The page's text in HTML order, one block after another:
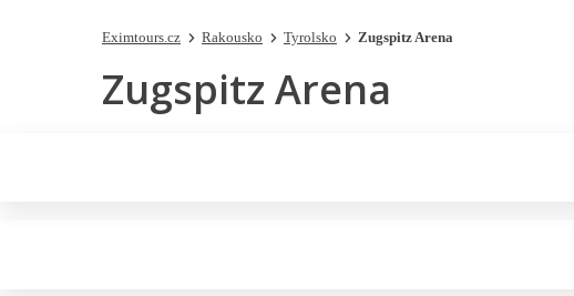
Eximtours.cz Rakousko Tyrolsko Zugspitz Arena
Zugspitz Arena